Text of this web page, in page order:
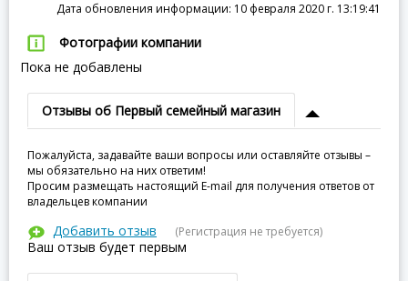
Дата обновления информации: 10 февраля 2020 г. 13:19:41
Фотографии компании
Пока не добавлены
Отзывы об Первый семейный магазин
Пожалуйста, задавайте ваши вопросы или оставляйте отзывы –
мы обязательно на них ответим!
Просим размещать настоящий E-mail для получения ответов от
владельцев компании
Добавить отзыв (Регистрация не требуется)
Ваш отзыв будет первым